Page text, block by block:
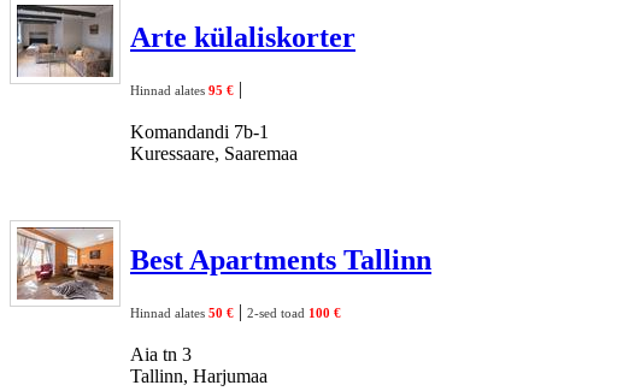
Arte külaliskorter
Hinnad alates 95 € |
Komandandi 7b-1
Kuressaare, Saaremaa
Best Apartments Tallinn
Hinnad alates 50 € | 2-sed toad 100 €
Aia tn 3
Tallinn, Harjumaa